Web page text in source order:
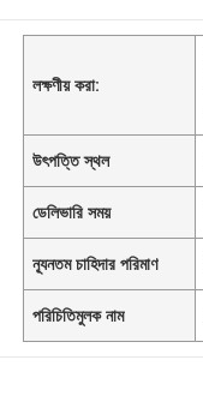
লক্ষণীয় করা:
উৎপত্তি স্থল
ডেলিভারি সময়
ন্যূনতম চাহিদার পরিমাণ
পরিচিতিমুলক নাম